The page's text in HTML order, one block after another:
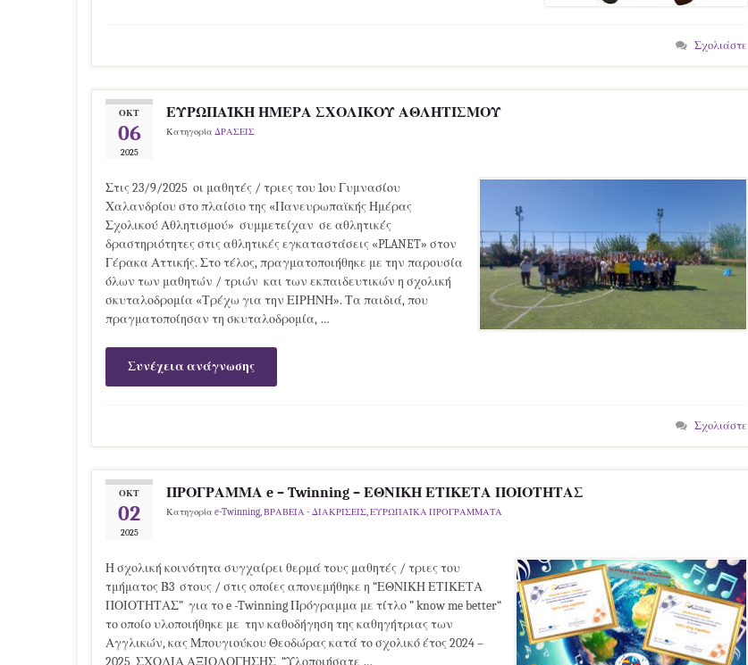
Σχολιάστε
ΟΚΤ
06
2025
ΕΥΡΩΠΑΪΚΗ ΗΜΕΡΑ ΣΧΟΛΙΚΟΥ ΑΘΛΗΤΙΣΜΟΥ
Κατηγορία ΔΡΑΣΕΙΣ
Στις 23/9/2025 οι μαθητές / τριες του 1ου Γυμνασίου
Χαλανδρίου στο πλαίσιο της «Πανευρωπαϊκής Ημέρας
Σχολικού Αθλητισμού» συμμετείχαν σε αθλητικές
δραστηριότητες στις αθλητικές εγκαταστάσεις «PLANET» στον
Γέρακα Αττικής. Στο τέλος, πραγματοποιήθηκε με την παρουσία
όλων των μαθητών / τριών και των εκπαιδευτικών η σχολική
σκυταλοδρομία «Τρέχω για την ΕΙΡΗΝΗ». Τα παιδιά, που
πραγματοποίησαν τη σκυταλοδρομία, …
Συνέχεια ανάγνωσης
Σχολιάστε
ΟΚΤ
02
2025
ΠΡΟΓΡΑΜΜΑ e – Twinning – ΕΘΝΙΚΗ ΕΤΙΚΕΤΑ ΠΟΙΟΤΗΤΑΣ
Κατηγορία e-Twinning,ΒΡΑΒΕΙΑ - ΔΙΑΚΡΙΣΕΙΣ,ΕΥΡΩΠΑΪΚΑ ΠΡΟΓΡΑΜΜΑΤΑ
Η σχολική κοινότητα συγχαίρει θερμά τους μαθητές / τριες του
τμήματος Β3 στους / στις οποίες απονεμήθηκε η “ΕΘΝΙΚΗ ΕΤΙΚΕΤΑ
ΠΟΙΟΤΗΤΑΣ” για το e -Twinning Πρόγραμμα με τίτλο ” know me better“
το οποίο υλοποιήθηκε με την καθοδήγηση της καθηγήτριας των
Αγγλικών, κας Μπουγιούκου Θεοδώρας κατά το σχολικό έτος 2024 –